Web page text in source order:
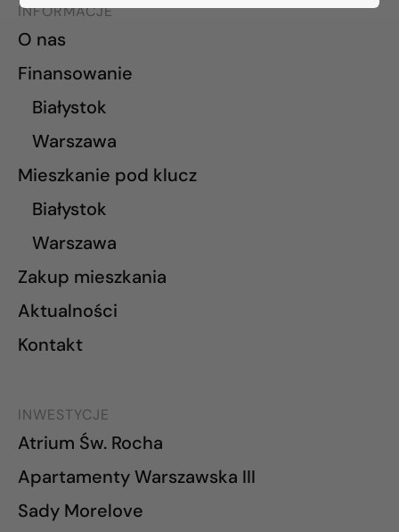
INFORMACJE
O nas
Finansowanie
Białystok
Warszawa
Mieszkanie pod klucz
Białystok
Warszawa
Zakup mieszkania
Aktualności
Kontakt
INWESTYCJE
Atrium Św. Rocha
Apartamenty Warszawska III
Sady Morelove